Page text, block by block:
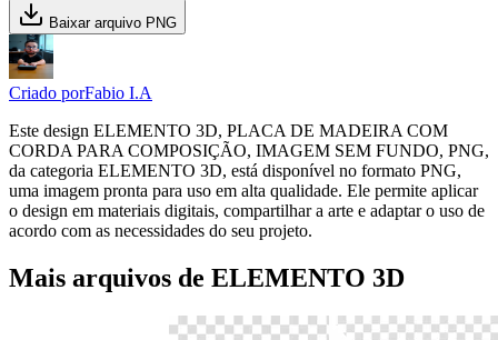
Baixar arquivo PNG
Criado porFabio I.A
Este design ELEMENTO 3D, PLACA DE MADEIRA COM
CORDA PARA COMPOSIÇÃO, IMAGEM SEM FUNDO, PNG,
da categoria ELEMENTO 3D, está disponível no formato PNG,
uma imagem pronta para uso em alta qualidade. Ele permite aplicar
o design em materiais digitais, compartilhar a arte e adaptar o uso de
acordo com as necessidades do seu projeto.
Mais arquivos de ELEMENTO 3D